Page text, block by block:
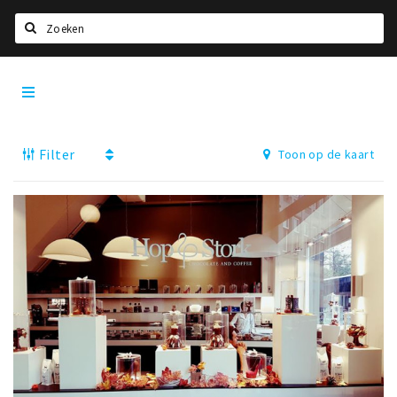
Home
Deals
Nieuws, interviews & blogs
Eten
Drinken
Slapen
Recreatief
Winkels
Filter Toon op de kaart